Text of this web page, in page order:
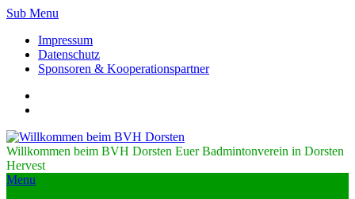
Sub Menu
Impressum
Datenschutz
Sponsoren & Kooperationspartner
Willkommen beim BVH Dorsten Euer Badmintonverein in Dorsten
Hervest
Menu